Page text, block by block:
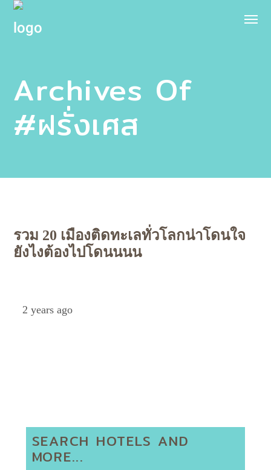
Archives Of
#ฝรั่งเศส
รวม 20 เมืองติดทะเลทั่วโลกน่าโดนใจ
ยังไงต้องไปโดนนนน
2 years ago
SEARCH HOTELS AND
MORE...